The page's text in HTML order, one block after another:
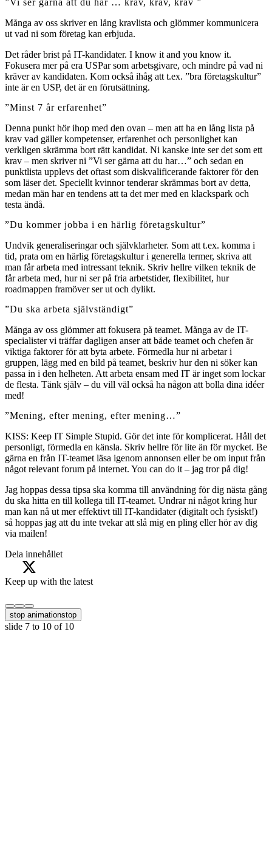
”Vi ser gärna att du har … krav, krav, krav ”
Många av oss skriver en lång kravlista och glömmer kommunicera
ut vad ni som företag kan erbjuda.
Det råder brist på IT-kandidater. I know it and you know it.
Fokusera mer på era USPar som arbetsgivare, och mindre på vad ni
kräver av kandidaten. Kom också ihåg att t.ex. ”bra företagskultur”
inte är en USP, det är en förutsättning.
”Minst 7 år erfarenhet”
Denna punkt hör ihop med den ovan – men att ha en lång lista på
krav vad gäller kompetenser, erfarenhet och personlighet kan
verkligen skrämma bort rätt kandidat. Ni kanske inte ser det som ett
krav – men skriver ni ”Vi ser gärna att du har…” och sedan en
punktlista upplevs det oftast som diskvalificerande faktorer för den
som läser det. Speciellt kvinnor tenderar skrämmas bort av detta,
medan män har en tendens att ta det mer med en klackspark och
testa ändå.
”Du kommer jobba i en härlig företagskultur”
Undvik generaliseringar och självklarheter. Som att t.ex. komma i
tid, prata om en härlig företagskultur i generella termer, skriva att
man får arbeta med intressant teknik. Skriv hellre vilken teknik de
får arbeta med, hur ni ser på fria arbetstider, flexibilitet, hur
roadmappen framöver ser ut och dylikt.
”Du ska arbeta självständigt”
Många av oss glömmer att fokusera på teamet. Många av de IT-
specialister vi träffar dagligen anser att både teamet och chefen är
viktiga faktorer för att byta arbete. Förmedla hur ni arbetar i
gruppen, lägg med en bild på teamet, beskriv hur den ni söker kan
passa in i den helheten. Att arbeta ensam med IT är inget som lockar
de flesta. Tänk själv – du vill väl också ha någon att bolla dina idéer
med!
”Mening, efter mening, efter mening…”
KISS: Keep IT Simple Stupid. Gör det inte för komplicerat. Håll det
personligt, förmedla en känsla. Skriv hellre för lite än för mycket. Be
gärna en från IT-teamet läsa igenom annonsen eller be om input från
något relevant forum på internet. You can do it – jag tror på dig!
Jag hoppas dessa tipsa ska komma till användning för dig nästa gång
du ska hitta en till kollega till IT-teamet. Undrar ni något kring hur
man kan nå ut mer effektivt till IT-kandidater (digitalt och fysiskt!)
så hoppas jag att du inte tvekar att slå mig en pling eller hör av dig
via mailen!
Dela innehållet
Keep up with the latest
stop animationstop
slide 7 to 10 of 10